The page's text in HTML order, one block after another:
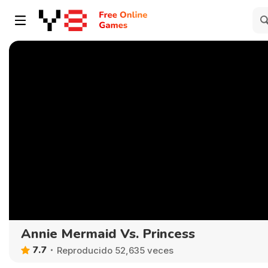
Annie Mermaid Vs. Princess
7.7 Reproducido 52,635 veces